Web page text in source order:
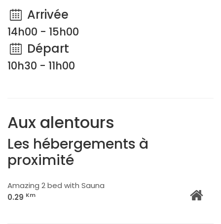
Arrivée
14h00 - 15h00
Départ
10h30 - 11h00
Aux alentours
Les hébergements à
proximité
Amazing 2 bed with Sauna
0.29 Km